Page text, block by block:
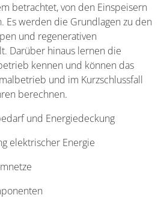
betrachtet, von den Einspeisern
Es werden die Grundlagen zu den
und regenerativen
Darüber hinaus lernen die
kennen und können das
und im Kurzschlussfall
berechnen.
und Energiedeckung
elektrischer Energie